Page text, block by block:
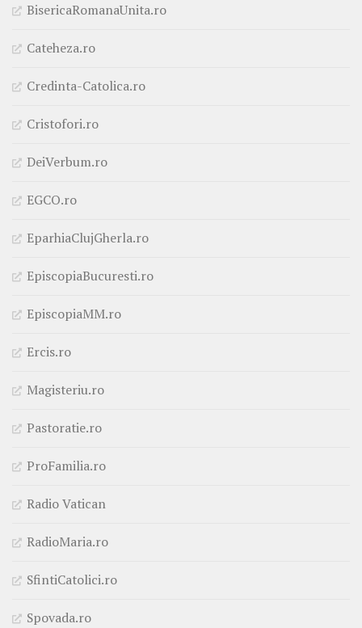
BisericaRomanaUnita.ro
Cateheza.ro
Credinta-Catolica.ro
Cristofori.ro
DeiVerbum.ro
EGCO.ro
EparhiaClujGherla.ro
EpiscopiaBucuresti.ro
EpiscopiaMM.ro
Ercis.ro
Magisteriu.ro
Pastoratie.ro
ProFamilia.ro
Radio Vatican
RadioMaria.ro
SfintiCatolici.ro
Spovada.ro